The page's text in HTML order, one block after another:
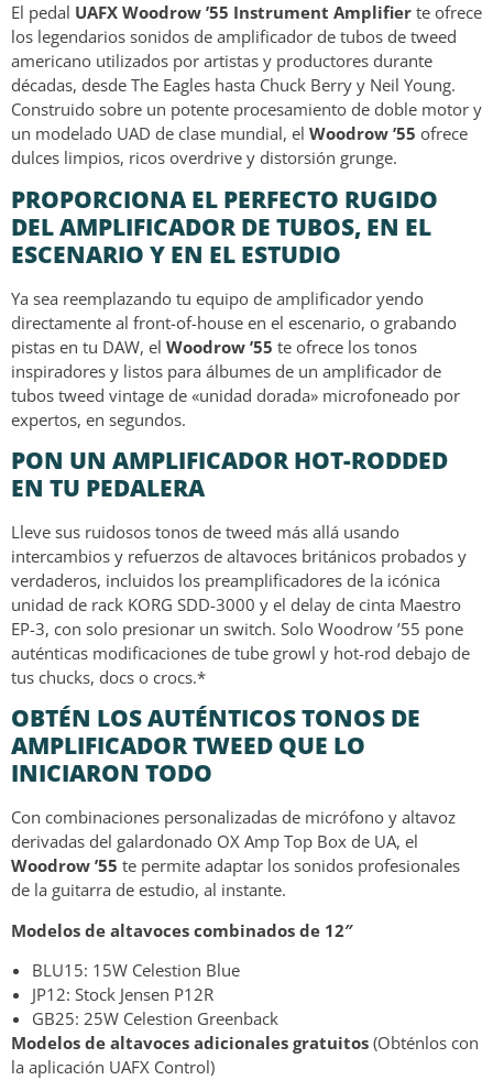
El pedal UAFX Woodrow ’55 Instrument Amplifier te ofrece
los legendarios sonidos de amplificador de tubos de tweed
americano utilizados por artistas y productores durante
décadas, desde The Eagles hasta Chuck Berry y Neil Young.
Construido sobre un potente procesamiento de doble motor y
un modelado UAD de clase mundial, el Woodrow ’55 ofrece
dulces limpios, ricos overdrive y distorsión grunge.
PROPORCIONA EL PERFECTO RUGIDO
DEL AMPLIFICADOR DE TUBOS, EN EL
ESCENARIO Y EN EL ESTUDIO
Ya sea reemplazando tu equipo de amplificador yendo
directamente al front-of-house en el escenario, o grabando
pistas en tu DAW, el Woodrow ’55 te ofrece los tonos
inspiradores y listos para álbumes de un amplificador de
tubos tweed vintage de «unidad dorada» microfoneado por
expertos, en segundos.
PON UN AMPLIFICADOR HOT-RODDED
EN TU PEDALERA
Lleve sus ruidosos tonos de tweed más allá usando
intercambios y refuerzos de altavoces británicos probados y
verdaderos, incluidos los preamplificadores de la icónica
unidad de rack KORG SDD-3000 y el delay de cinta Maestro
EP-3, con solo presionar un switch. Solo Woodrow ’55 pone
auténticas modificaciones de tube growl y hot-rod debajo de
tus chucks, docs o crocs.*
OBTÉN LOS AUTÉNTICOS TONOS DE
AMPLIFICADOR TWEED QUE LO
INICIARON TODO
Con combinaciones personalizadas de micrófono y altavoz
derivadas del galardonado OX Amp Top Box de UA, el
Woodrow ’55 te permite adaptar los sonidos profesionales
de la guitarra de estudio, al instante.
Modelos de altavoces combinados de 12″
BLU15: 15W Celestion Blue
JP12: Stock Jensen P12R
GB25: 25W Celestion Greenback
Modelos de altavoces adicionales gratuitos (Obténlos con
la aplicación UAFX Control)